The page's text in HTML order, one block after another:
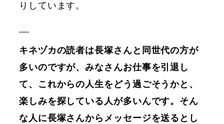
りしています。
キネヅカの読者は長塚さんと同世代の方が
多いのですが、みなさんお仕事を引退し
て、これからの人生をどう過ごそうかと、
楽しみを探している人が多いんです。そん
な人に長塚さんからメッセージを送るとし